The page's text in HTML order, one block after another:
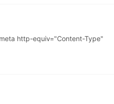
http-equiv="Content-Type"